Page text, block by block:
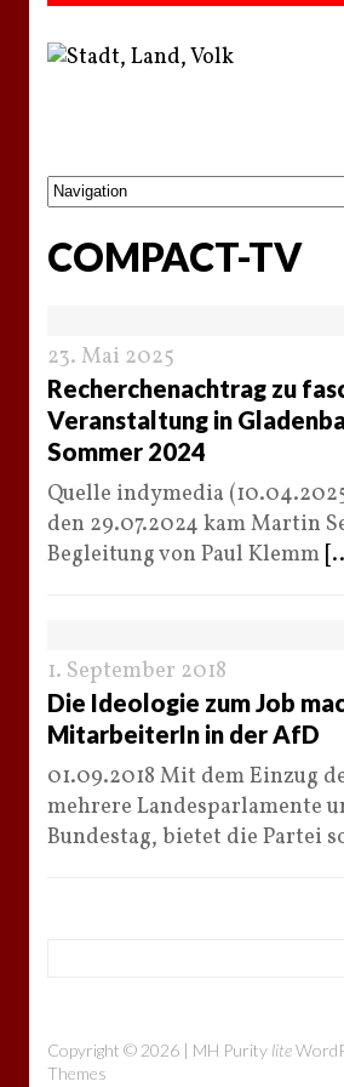
COMPACT-TV
23. Mai 2025
Recherchenachtrag zu
Veranstaltung in
Sommer 2024
Quelle indymedia
den 29.07.2024 kam Martin
Begleitung von Paul Klemm
1. September 2018
Die Ideologie zum Job
MitarbeiterIn in der AfD
01.09.2018 Mit dem Einzug
mehrere Landesparlamente
Bundestag, bietet die Partei
Copyright © 2026 | MH Purity lite
Themes